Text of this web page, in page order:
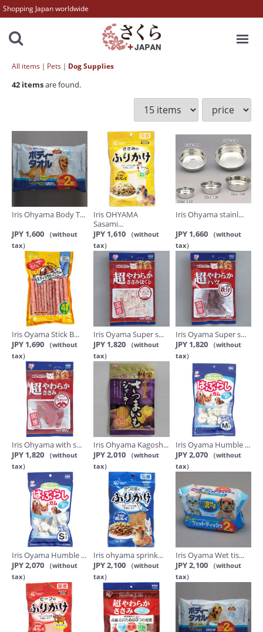
Shopping Japan worldwide
All items Pets Dog Supplies
42 itemsare found.
Iris Ohyama Body T...
JPY 1,600
（without
tax）
Iris OHYAMA
Sasami...
JPY 1,610
（without
tax）
Iris Ohyama stainl...
JPY 1,660
（without
tax）
Iris Oyama Stick B...
JPY 1,690
（without
tax）
Iris Oyama Super s...
JPY 1,820
（without
tax）
Iris Oyama Super s...
JPY 1,820
（without
tax）
Iris Ohyama with s...
JPY 1,820
（without
tax）
Iris Ohyama Kagosh...
JPY 2,010
（without
tax）
Iris Oyama Humble ...
JPY 2,070
（without
tax）
Iris Oyama Humble ...
JPY 2,070
（without
tax）
Iris ohyama sprink...
JPY 2,100
（without
tax）
Iris Oyama Wet tis...
JPY 2,100
（without
tax）